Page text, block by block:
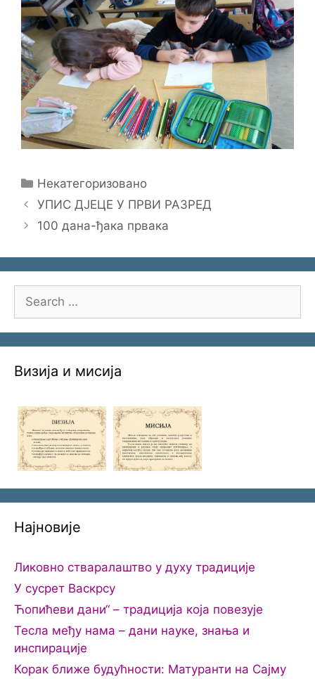
Categories
Некатегоризовано
УПИС ДЈЕЦЕ У ПРВИ РАЗРЕД
100 дана-ђака првака
for:
Визија и мисија
Најновије
Ликовно стваралаштво у духу традиције
У сусрет Васкрсу
Ћопићеви дани“ – традиција која повезује
Тесла међу нама – дани науке, знања и
инспирације
Корак ближе будућности: Матуранти на Сајму